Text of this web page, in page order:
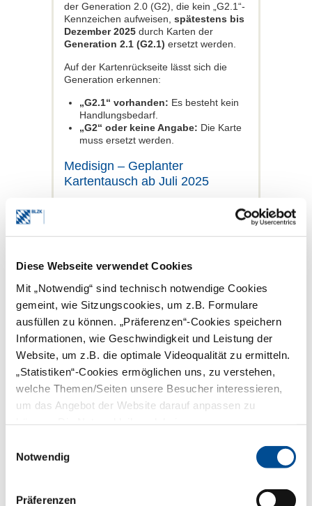
Diese Webseite verwendet Cookies
Mit „Notwendig“ sind technisch notwendige Cookies
gemeint, wie Sitzungscookies, um z.B. Formulare
ausfüllen zu können. „Präferenzen“-Cookies speichern
Informationen, wie Geschwindigkeit und Leistung der
Website, um z.B. die optimale Videoqualität zu ermitteln.
„Statistiken“-Cookies ermöglichen uns, zu verstehen,
welche Themen/Seiten unsere Besucher interessieren,
um das Angebot der Website darauf anpassen zu
Notwendig
Präferenzen
der Generation 2.0 (G2), die kein „G2.1“-
Kennzeichen aufweisen, spätestens bis
Dezember 2025 durch Karten der
Generation 2.1 (G2.1) ersetzt werden.
Auf der Kartenrückseite lässt sich die
Generation erkennen:
„G2.1“ vorhanden: Es besteht kein
Handlungsbedarf.
„G2“ oder keine Angabe: Die Karte
muss ersetzt werden.
Medisign – Geplanter
Kartentausch ab Juli 2025
kontaktiert.
Anmeldung im Kundenkonto
Authentifizierung).
Falls keine Datenänderung:
gegebenenfalls direkt bestellt
werden. PostIdent oder
Kammerfreigabe ist nicht
Beim Tausch des eHBA entstehen
keine zusätzlichen Kosten.
Bei Änderungen der Kundendaten:
und Kammerfreigabe.
Neue Regelung zur Kartenverwaltung
ab August